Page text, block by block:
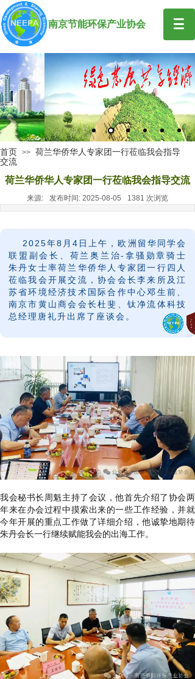
南京节能环保产业协会
首页 >> 荷兰华侨华人专家团一行莅临我会指导
交流
荷兰华侨华人专家团一行莅临我会指导交流
来源: 发布时间: 2025-08-05 1381 次浏览
2025年8月4日上午，欧洲留华同学会
联盟副会长、荷兰奥兰治-拿骚勋章骑士
朱丹女士率荷兰华侨华人专家团一行四人
莅临我会开展交流，协会会长李来所及江
苏省环境经济技术国际合作中心邓生前、
南京市黄山商会会长杜斐、钛净流体科技
总经理唐礼升出席了座谈会。
我会秘书长 周魁主持了会议，他首先介绍了协会两
年来在办会过程中摸索出来的一些工作经验，并就
今年开展的重点工作做了详细介绍，他诚挚地期待
朱丹会长一行继续赋能我会的出海工作。